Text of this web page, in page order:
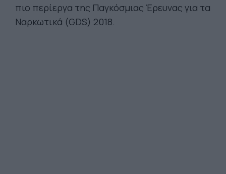
πιο περίεργα της Παγκόσμιας Έρευνας για τα
Ναρκωτικά (GDS) 2018.